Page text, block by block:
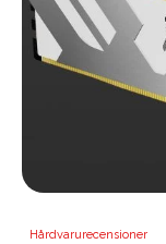
Hårdvarurecensioner